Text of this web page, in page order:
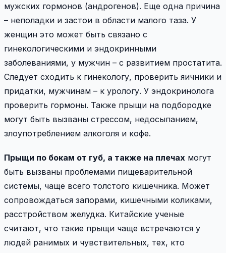
мужских гормонов (андрогенов). Еще одна причина
– неполадки и застои в области малого таза. У
женщин это может быть связано с
гинекологическими и эндокринными
заболеваниями, у мужчин – с развитием простатита.
Следует сходить к гинекологу, проверить яичники и
придатки, мужчинам – к урологу. У эндокринолога
проверить гормоны. Также прыщи на подбородке
могут быть вызваны стрессом, недосыпанием,
злоупотреблением алкоголя и кофе.
Прыщи по бокам от губ, а также на плечах могут
быть вызваны проблемами пищеварительной
системы, чаще всего толстого кишечника. Может
сопровождаться запорами, кишечными коликами,
расстройством желудка. Китайские ученые
считают, что такие прыщи чаще встречаются у
людей ранимых и чувствительных, тех, кто